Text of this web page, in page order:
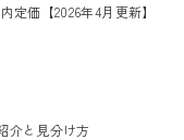
定価【2026年4月更新】
介と見分け方